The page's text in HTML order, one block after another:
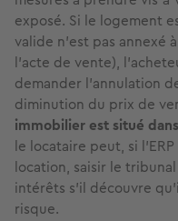
exposé. Si le logement
valide n’est pas annexé
l'acte de vente),
demander l'annulation
diminution du prix de
immobilier est situé
le locataire peut, si
location, saisir le
intérêts s’il découvre
risque.